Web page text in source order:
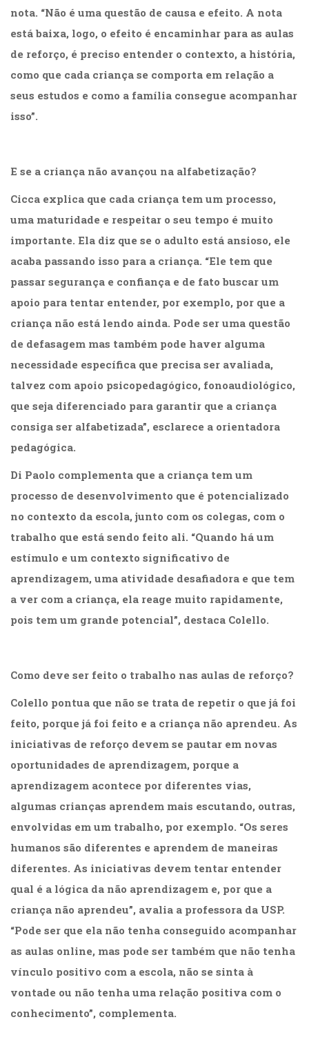
nota. “Não é uma questão de causa e efeito. A nota
está baixa, logo, o efeito é encaminhar para as aulas
de reforço, é preciso entender o contexto, a história,
como que cada criança se comporta em relação a
seus estudos e como a família consegue acompanhar
isso”.
E se a criança não avançou na alfabetização?
Cicca explica que cada criança tem um processo,
uma maturidade e respeitar o seu tempo é muito
importante. Ela diz que se o adulto está ansioso, ele
acaba passando isso para a criança. “Ele tem que
passar segurança e confiança e de fato buscar um
apoio para tentar entender, por exemplo, por que a
criança não está lendo ainda. Pode ser uma questão
de defasagem mas também pode haver alguma
necessidade específica que precisa ser avaliada,
talvez com apoio psicopedagógico, fonoaudiológico,
que seja diferenciado para garantir que a criança
consiga ser alfabetizada”, esclarece a orientadora
pedagógica.
Di Paolo complementa que a criança tem um
processo de desenvolvimento que é potencializado
no contexto da escola, junto com os colegas, com o
trabalho que está sendo feito ali. “Quando há um
estímulo e um contexto significativo de
aprendizagem, uma atividade desafiadora e que tem
a ver com a criança, ela reage muito rapidamente,
pois tem um grande potencial”, destaca Colello.
Como deve ser feito o trabalho nas aulas de reforço?
Colello pontua que não se trata de repetir o que já foi
feito, porque já foi feito e a criança não aprendeu. As
iniciativas de reforço devem se pautar em novas
oportunidades de aprendizagem, porque a
aprendizagem acontece por diferentes vias,
algumas crianças aprendem mais escutando, outras,
envolvidas em um trabalho, por exemplo. “Os seres
humanos são diferentes e aprendem de maneiras
diferentes. As iniciativas devem tentar entender
qual é a lógica da não aprendizagem e, por que a
criança não aprendeu”, avalia a professora da USP.
“Pode ser que ela não tenha conseguido acompanhar
as aulas online, mas pode ser também que não tenha
vínculo positivo com a escola, não se sinta à
vontade ou não tenha uma relação positiva com o
conhecimento”, complementa.